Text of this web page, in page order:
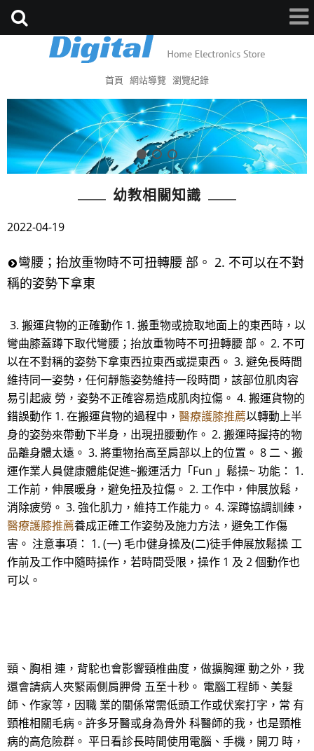
首頁 網站導覽 瀏覽紀錄
幼教相關知識
2022-04-19
彎腰；抬放重物時不可扭轉腰 部。 2. 不可以在不對
稱的姿勢下拿東
3. 搬運貨物的正確動作 1. 搬重物或撿取地面上的東西時，以
彎曲膝蓋蹲下取代彎腰；抬放重物時不可扭轉腰 部。 2. 不可
以在不對稱的姿勢下拿東西拉東西或提東西。 3. 避免長時間
維持同一姿勢，任何靜態姿勢維持一段時間，該部位肌肉容
易引起疲 勞，姿勢不正確容易造成肌肉拉傷。 4. 搬運貨物的
錯誤動作 1. 在搬運貨物的過程中， 醫療護膝推薦以轉動上半
身的姿勢來帶動下半身，出現扭腰動作。 2. 搬運時握持的物
品離身體太遠。 3. 將重物抬高至肩部以上的位置。 8 二、搬
運作業人員健康體能促進~搬運活力「Fun 」鬆操~ 功能： 1.
工作前，伸展暖身，避免扭及拉傷。 2. 工作中，伸展放鬆，
消除疲勞。 3. 強化肌力，維持工作能力。 4. 深蹲協調訓練，
醫療護膝推薦養成正確工作姿勢及施力方法，避免工作傷
害。 注意事項： 1. (一) 毛巾健身操及(二)徒手伸展放鬆操 工
作前及工作中隨時操作，若時間受限，操作 1 及 2 個動作也
可以。
頸、胸相 連，背駝也會影響頸椎曲度，做擴胸運 動之外，我
還會請病人夾緊兩側肩胛骨 五至十秒。 電腦工程師、美髮
師、作家等，因職 業的關係常需低頭工作或伏案打字，常 有
頸椎相關毛病。許多牙醫或身為骨外 科醫師的我，也是頸椎
病的高危險群。 平日看診長時間使用電腦、手機，開刀 時，